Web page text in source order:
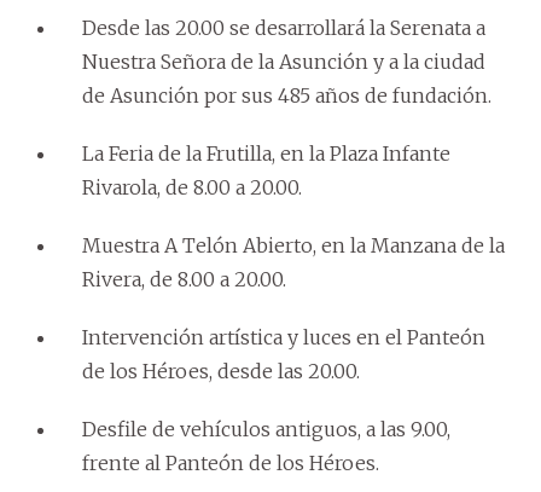
Desde las 20.00 se desarrollará la Serenata a
Nuestra Señora de la Asunción y a la ciudad
de Asunción por sus 485 años de fundación.
La Feria de la Frutilla, en la Plaza Infante
Rivarola, de 8.00 a 20.00.
Muestra A Telón Abierto, en la Manzana de la
Rivera, de 8.00 a 20.00.
Intervención artística y luces en el Panteón
de los Héroes, desde las 20.00.
Desfile de vehículos antiguos, a las 9.00,
frente al Panteón de los Héroes.